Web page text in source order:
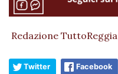
Redazione
Twitter Facebook